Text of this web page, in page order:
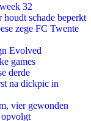
32
schade beperkt
zege FC Twente
Evolved
games
derde
na dickpic in
vier gewonden